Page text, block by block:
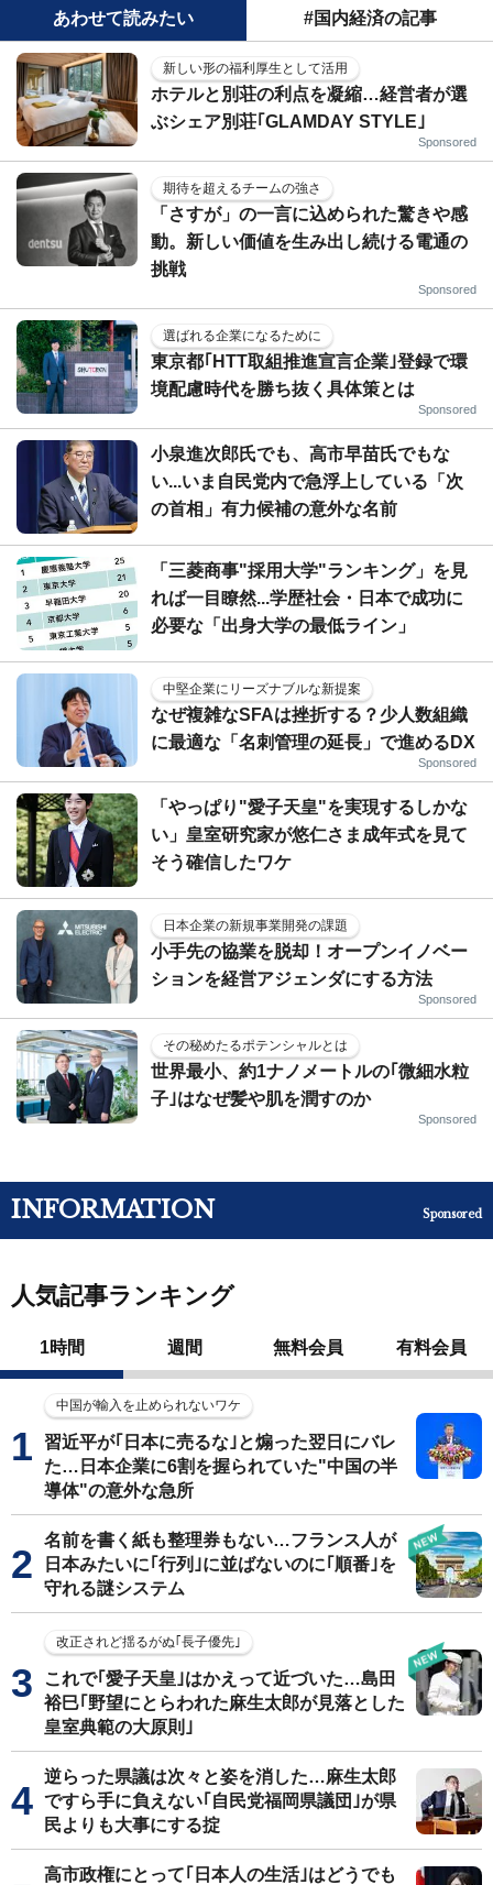
あわせて読みたい #国内経済の記事
新しい形の福利厚生として活用
ホテルと別荘の利点を凝縮…経営者が選
ぶシェア別荘｢GLAMDAY STYLE｣
Sponsored
期待を超えるチームの強さ
「さすが」の一言に込められた驚きや感
動。新しい価値を生み出し続ける電通の
挑戦
Sponsored
選ばれる企業になるために
東京都｢HTT取組推進宣言企業｣登録で環
境配慮時代を勝ち抜く具体策とは
Sponsored
小泉進次郎氏でも、高市早苗氏でもな
い...いま自民党内で急浮上している「次
の首相」有力候補の意外な名前
「三菱商事"採用大学"ランキング」を見
れば一目瞭然...学歴社会・日本で成功に
必要な「出身大学の最低ライン」
中堅企業にリーズナブルな新提案
なぜ複雑なSFAは挫折する？少人数組織
に最適な「名刺管理の延長」で進めるDX
Sponsored
「やっぱり"愛子天皇"を実現するしかな
い」皇室研究家が悠仁さま成年式を見て
そう確信したワケ
日本企業の新規事業開発の課題
小手先の協業を脱却！オープンイノベー
ションを経営アジェンダにする方法
Sponsored
その秘めたるポテンシャルとは
世界最小、約1ナノメートルの｢微細水粒
子｣はなぜ髪や肌を潤すのか
Sponsored
INFORMATION Sponsored
人気記事ランキング
1時間 週間 無料会員 有料会員
中国が輸入を止められないワケ
習近平が｢日本に売るな｣と煽った翌日にバレ
た…日本企業に6割を握られていた"中国の半
導体"の意外な急所
名前を書く紙も整理券もない…フランス人が
日本みたいに｢行列｣に並ばないのに｢順番｣を
守れる謎システム
改正されど揺るがぬ｢長子優先｣
これで｢愛子天皇｣はかえって近づいた…島田
裕巳｢野望にとらわれた麻生太郎が見落とした
皇室典範の大原則｣
逆らった県議は次々と姿を消した…麻生太郎
ですら手に負えない｢自民党福岡県議団｣が県
民よりも大事にする掟
高市政権にとって｢日本人の生活｣はどうでも